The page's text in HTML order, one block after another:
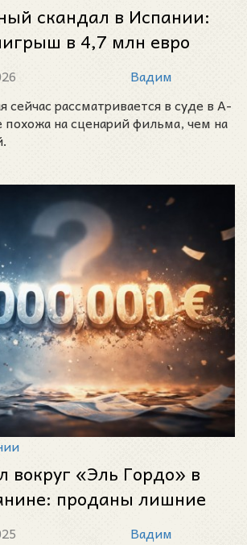
скандал в Испании:
в 4,7 млн евро
в дело о
мошенничестве
Вадим
сейчас рассматривается в суде в А-
похожа на сценарий фильма, чем на
вокруг «Эль Гордо» в
проданы лишние
на 4 миллиона евро
Вадим